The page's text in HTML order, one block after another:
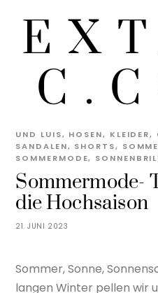
content
21. JUNI 2023
Sommermode-
die Hochsaison
UND LUIS, HOSEN, KLEIDER,
SANDALEN, SHORTS,
SOMMERMODE,
Sommer, Sonne,
langen Winter pellen wir